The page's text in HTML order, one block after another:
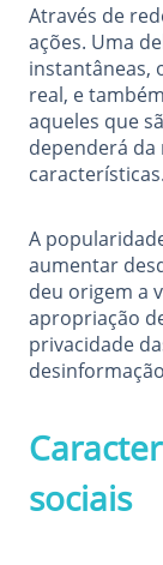
Através de
ações. Uma
instantâneas,
real, e
aqueles que
dependerá da
características.
A
aumentar
deu origem a
apropriação
privacidade
sociais